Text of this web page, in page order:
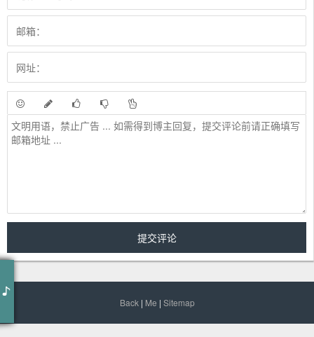
Back| Me | Sitemap
苏立生
苏立生 - 流着泪说分手 (Live)